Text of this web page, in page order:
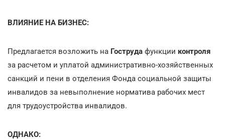
ВЛИЯНИЕ НА БИЗНЕС:
Предлагается возложить на Гоструда функции контроля
за расчетом и уплатой административно-хозяйственных
санкций и пени в отделения Фонда социальной защиты
инвалидов за невыполнение норматива рабочих мест
для трудоустройства инвалидов.
ОДНАКО: